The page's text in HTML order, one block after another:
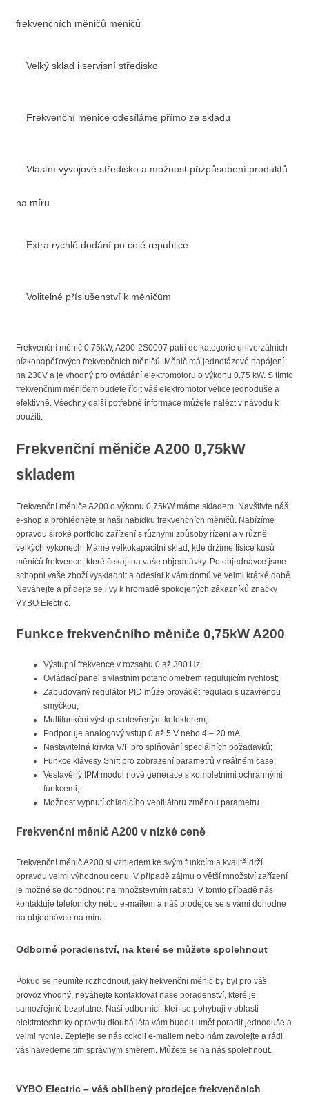
frekvenčních měničů měničů
Velký sklad i servisní středisko
Frekvenční měniče odesíláme přímo ze skladu
Vlastní vývojové středisko a možnost přizpůsobení produktů
na míru
Extra rychlé dodání po celé republice
Volitelné příslušenství k měničům
Frekvenční měnič 0,75kW, A200-2S0007 patří do kategorie univerzálních
nízkonapěťových frekvenčních měničů. Měnič má jednofázové napájení
na 230V a je vhodný pro ovládání elektromotoru o výkonu 0,75 kW. S tímto
frekvenčním měničem budete řídit váš elektromotor velice jednoduše a
efektivně. Všechny další potřebné informace můžete nalézt v návodu k
použití.
Frekvenční měniče A200 0,75kW
skladem
Frekvenční měniče A200 o výkonu 0,75kW máme skladem. Navštivte náš
e-shop a prohlédněte si naši nabídku frekvenčních měničů. Nabízíme
opravdu široké portfolio zařízení s různými způsoby řízení a v různě
velkých výkonech. Máme velkokapacitní sklad, kde držíme tisíce kusů
měničů frekvence, které čekají na vaše objednávky. Po objednávce jsme
schopni vaše zboží vyskladnit a odeslat k vám domů ve velmi krátké době.
Neváhejte a přidejte se i vy k hromadě spokojených zákazníků značky
VYBO Electric.
Funkce frekvenčního měniče 0,75kW A200
Výstupní frekvence v rozsahu 0 až 300 Hz;
Ovládací panel s vlastním potenciometrem regulujícím rychlost;
Zabudovaný regulátor PID může provádět regulaci s uzavřenou
smyčkou;
Multifunkční výstup s otevřeným kolektorem;
Podporuje analogový vstup 0 až 5 V nebo 4 – 20 mA;
Nastavitelná křivka V/F pro splňování speciálních požadavků;
Funkce klávesy Shift pro zobrazení parametrů v reálném čase;
Vestavěný IPM modul nové generace s kompletními ochrannými
funkcemi;
Možnost vypnutí chladicího ventilátoru změnou parametru.
Frekvenční měnič A200 v nízké ceně
Frekvenční měnič A200 si vzhledem ke svým funkcím a kvalitě drží
opravdu velmi výhodnou cenu. V případě zájmu o větší množství zařízení
je možné se dohodnout na množstevním rabatu. V tomto případě nás
kontaktuje telefonicky nebo e-mailem a náš prodejce se s vámi dohodne
na objednávce na míru.
Odborné poradenství, na které se můžete spolehnout
Pokud se neumíte rozhodnout, jaký frekvenční měnič by byl pro váš
provoz vhodný, neváhejte kontaktovat naše poradenství, které je
samozřejmě bezplatné. Naši odborníci, kteří se pohybují v oblasti
elektrotechniky opravdu dlouhá léta vám budou umět poradit jednoduše a
velmi rychle. Zeptejte se nás cokoli e-mailem nebo nám zavolejte a rádi
vás navedeme tím správným směrem. Můžete se na nás spolehnout.
VYBO Electric – váš oblíbený prodejce frekvenčních